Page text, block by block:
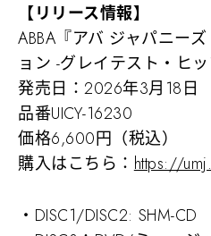
【リリース情報】
ABBA『アバ ジャパニー
ョン -グレイテスト・ヒッ
発売日：2026年3月18日
品番UICY-16230
価格6,600円（税込）
購入はこちら： https://
・DISC1/DISC2: SHM-CD